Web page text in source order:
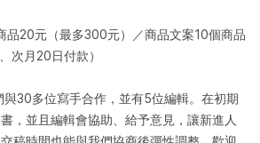
品20元（最多300元）／商品文案10個商品
次月20日付款）
與30多位寫手合作，並有5位編輯。在初期
，並且編輯會協助、給予意見，讓新進人